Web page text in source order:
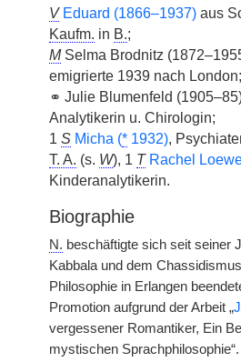
V Eduard (1866–1937) aus
Kaufm. in B.;
MSelma Brodnitz
emigrierte 1939 nach London;
⚭ Julie Blumenfeld
Analytikerin u. Chirologin;
1 S Micha (* 1932),
T. A. (s. W), 1 T Rachel
Kinderanalytikerin.
Biographie
N. beschäftigte sich seit seiner
Kabbala und dem
Philosophie in Erlangen
Promotion aufgrund der Arbeit „
vergessener Romantiker, Ein
mystischen